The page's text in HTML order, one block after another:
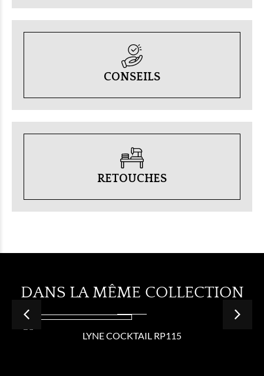
CONSEILS
RETOUCHES
DANS LA MÊME COLLECTION
LYNE COCKTAIL RP115